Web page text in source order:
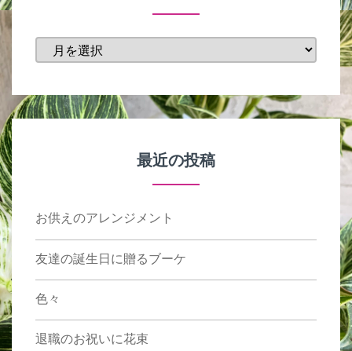
稿
最近の投稿
お供えのアレンジメント
友達の誕生日に贈るブーケ
色々
退職のお祝いに花束